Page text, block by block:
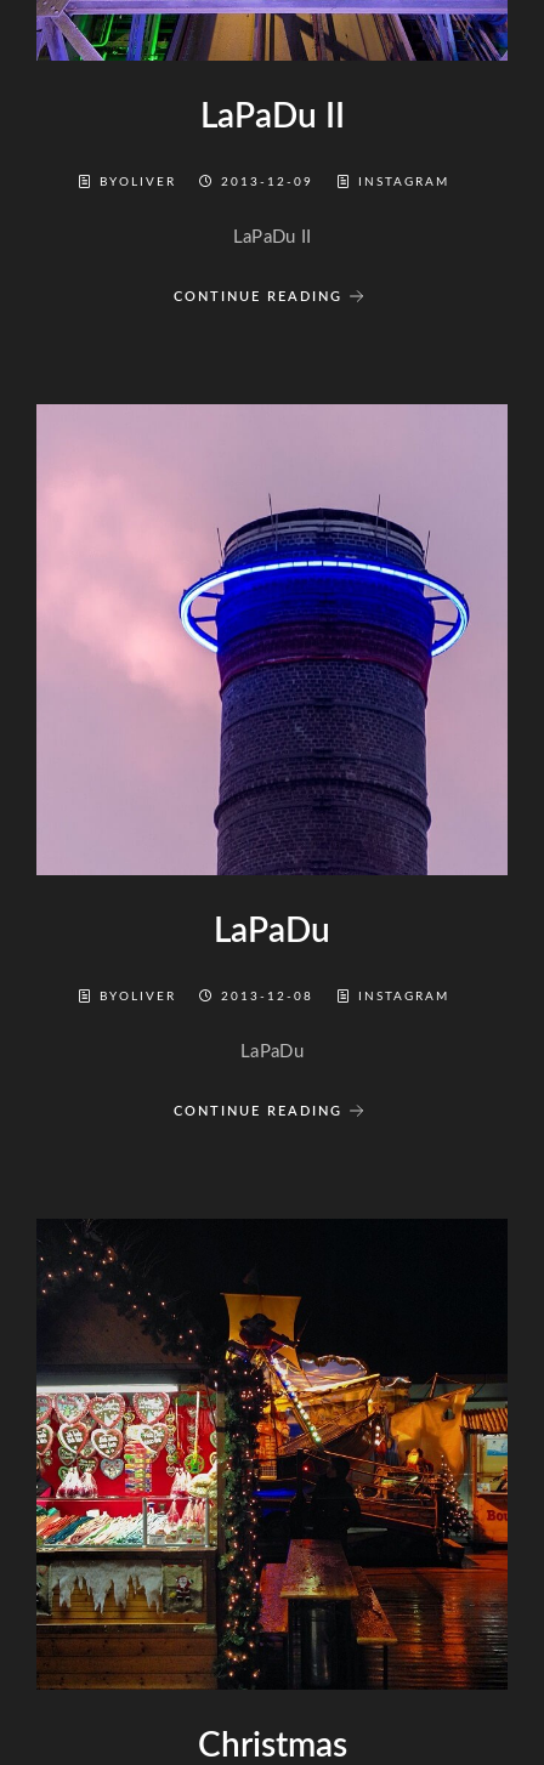
LaPaDu II
BYOLIVER 2013-12-09 INSTAGRAM
LaPaDu II
CONTINUE READING
LaPaDu
BYOLIVER 2013-12-08 INSTAGRAM
LaPaDu
CONTINUE READING
Christmas